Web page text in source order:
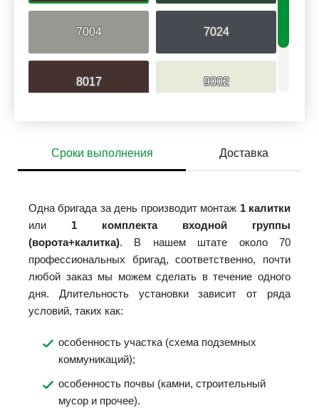
7004 7024
8017 9002
Сроки выполнения
Доставка
Одна бригада за день производит монтаж 1 калитки
или 1 комплекта входной группы
(ворота+калитка). В нашем штате около 70
профессиональных бригад, соответственно, почти
любой заказ мы можем сделать в течение одного
дня. Длительность установки зависит от ряда
условий, таких как:
особенность участка (схема подземных
коммуникаций);
особенность почвы (камни, строительный
мусор и прочее).